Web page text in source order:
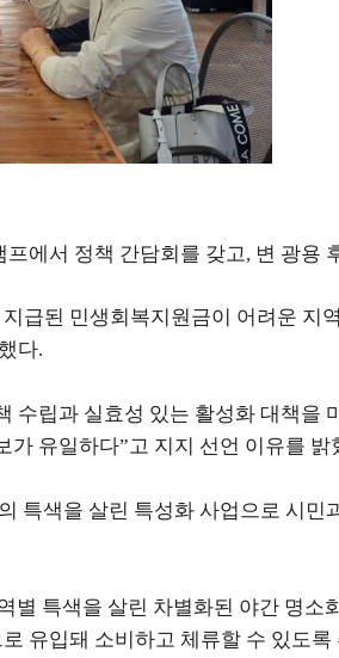
에서 정책 간담회를 갖고, 변 광용
급된 민생회복지원금이 어려운 지
했다.
수립과 실효성 있는 활성화 대책을
가 유일하다”고 지지 선언 이유를 밝
특색을 살린 특성화 사업으로 시민
별 특색을 살린 차별화된 야간 명소
유입돼 소비하고 체류할 수 있도록